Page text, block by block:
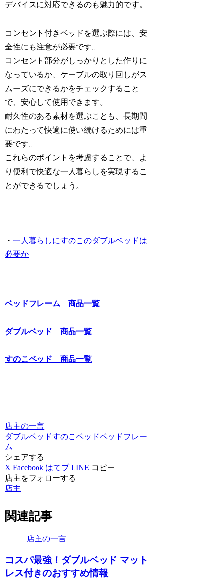
デバイスに対応できるのも魅力的です。
コンセント付きベッドを選ぶ際には、安
全性にも注意が必要です。
コンセント部分がしっかりとした作りに
なっているか、ケーブルの取り回しがス
ムーズにできるかをチェックすること
で、安心して使用できます。
耐久性のある素材を選ぶことも、長期間
にわたって快適に使い続けるためには重
要です。
これらのポイントを考慮することで、よ
り便利で快適な一人暮らしを実現するこ
とができるでしょう。
・一人暮らしにすのこのダブルベッドは
必要か
ベッドフレーム 商品一覧
ダブルベッド 商品一覧
すのこベッド 商品一覧
店主の一言
ダブルベッドすのこベッドベッドフレー
ム
シェアする
X Facebook はてブ LINE コピー
店主をフォローする
店主
関連記事
店主の一言
コスパ最強！ダブルベッド マット
レス付きのおすすめ情報